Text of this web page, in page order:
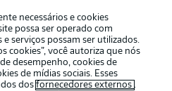
necessários e cookies
possa ser operado com
serviços possam ser utilizados.
cookies”, você autoriza que nós
desempenho, cookies de
de mídias sociais. Esses
dosfornecedores externos .